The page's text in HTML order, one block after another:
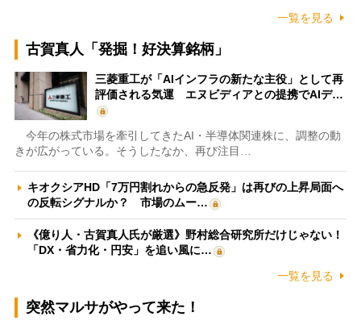
一覧を見る
古賀真人「発掘！好決算銘柄」
三菱重工が「AIインフラの新たな主役」として再
評価される気運 エヌビディアとの提携でAIデ…
今年の株式市場を牽引してきたAI・半導体関連株に、調整の動
きが広がっている。そうしたなか、再び注目…
キオクシアHD「7万円割れからの急反発」は再びの上昇局面へ
の反転シグナルか？ 市場のムー…
《億り人・古賀真人氏が厳選》野村総合研究所だけじゃない！
「DX・省力化・円安」を追い風に…
一覧を見る
突然マルサがやって来た！